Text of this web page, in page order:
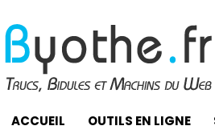
ACCUEIL OUTILS EN LIGNE